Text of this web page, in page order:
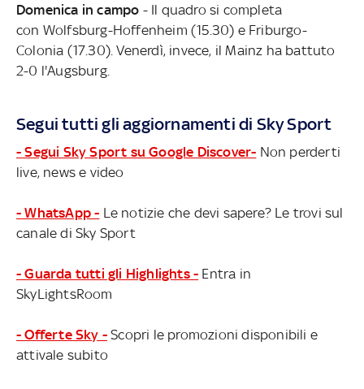
Domenica in campo - Il quadro si completa
con Wolfsburg-Hoffenheim (15.30) e Friburgo-
Colonia (17.30). Venerdì, invece, il Mainz ha battuto
2-0 l'Augsburg.
Segui tutti gli aggiornamenti di Sky Sport
- Segui Sky Sport su Google Discover- Non perderti
live, news e video
- WhatsApp - Le notizie che devi sapere? Le trovi sul
canale di Sky Sport
- Guarda tutti gli Highlights - Entra in
SkyLightsRoom
- Offerte Sky - Scopri le promozioni disponibili e
attivale subito